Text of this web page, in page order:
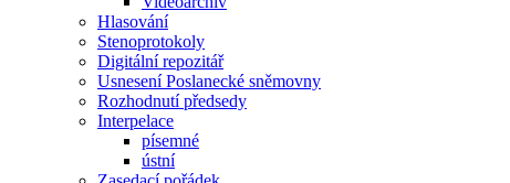
Hlasování
Stenoprotokoly
Digitální repozitář
Usnesení Poslanecké sněmovny
Rozhodnutí předsedy
Interpelace
písemné
ústní